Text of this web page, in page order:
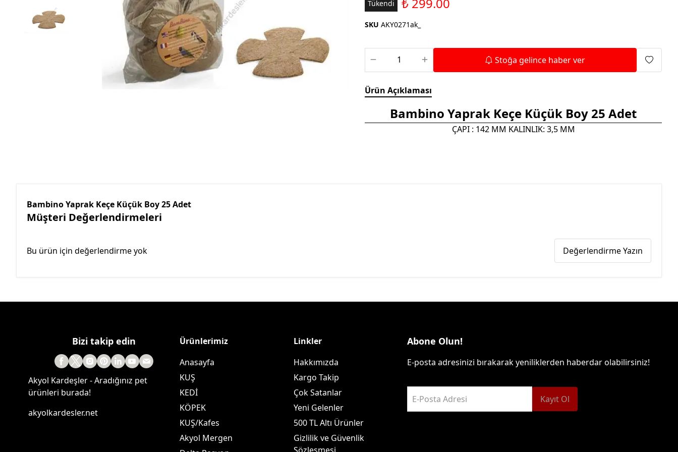
Saka ve Doğa Kuşu
Yemleri
Güvercin Yemleri
Kumlar
Mamalar
Krakerler
Aparatları
Tükendi
SKU AKY0271ak_
Stoğa gelince haber ver
Ürün Açıklaması
Bambino Yaprak Keçe Küçük Boy 25 Adet
ÇAPI : 142 MM KALINLIK: 3,5 MM
Bambino Yaprak Keçe Küçük Boy 25 Adet
Müşteri Değerlendirmeleri
Bu ürün için değerlendirme yok Değerlendirme Yazın
Bizi takip edin
Akyol Kardeşler - Aradığınız pet
ürünleri burada!
akyolkardesler.net
Ürünlerimiz
Anasayfa
KUŞ
KEDİ
KÖPEK
KUŞ/Kafes
Akyol Mergen
Linkler
Hakkımızda
Kargo Takip
Çok Satanlar
Yeni Gelenler
500 TL Altı Ürünler
Gizlilik ve Güvenlik
Abone Olun!
E-posta adresinizi bırakarak yeniliklerden haberdar olabilirsiniz!
E-Posta Adresi Kayıt Ol